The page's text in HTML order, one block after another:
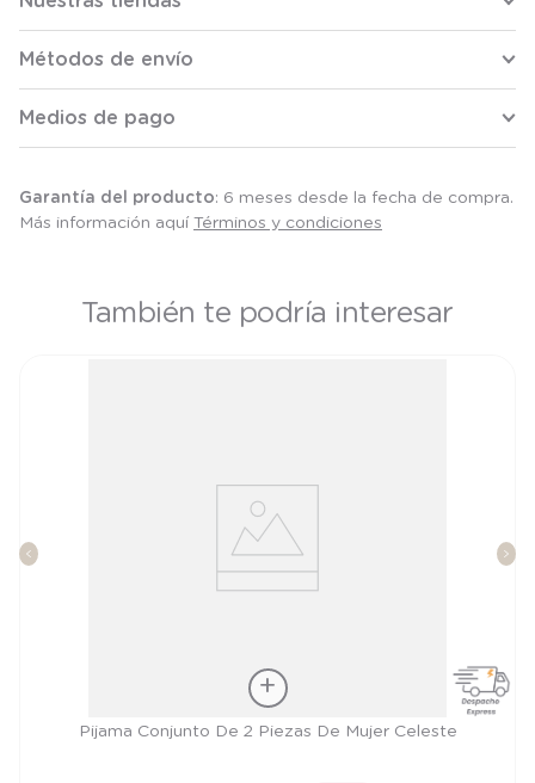
Métodos de envío
Medios de pago
Garantía del producto: 6 meses desde la fecha de compra.
Más información aquí Términos y condiciones
También te podría interesar
Pijama Conjunto De 2 Piezas De Mujer Celeste